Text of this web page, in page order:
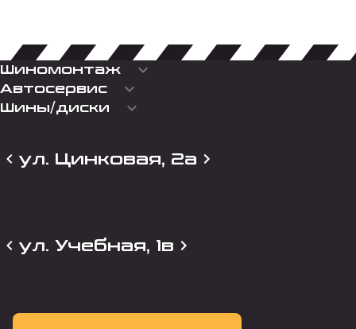
Шиномонтаж keyboard_arrow_down
Автосервис keyboard_arrow_down
Шины/диски keyboard_arrow_down
ул. Цинковая, 2а
ул. Учебная, 1в